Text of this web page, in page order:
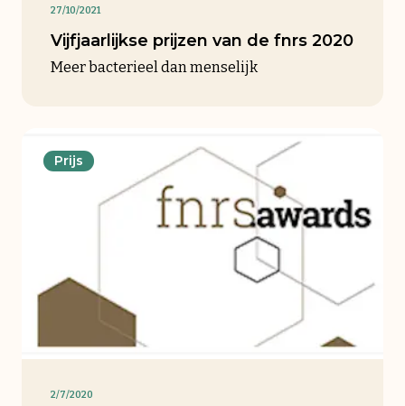
27/10/2021
Vijfjaarlijkse prijzen van de fnrs 2020
Meer bacterieel dan menselijk
Prijs
2/7/2020